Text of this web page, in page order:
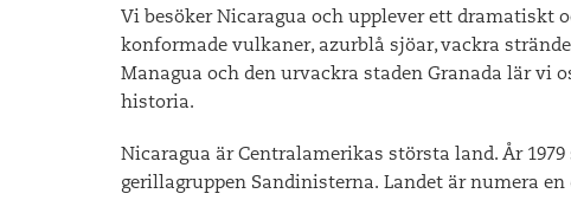
Vi besöker Nicaragua och upplever ett dramatiskt
konformade vulkaner, azurblå sjöar, vackra
Managua och den urvackra staden Granada lär vi
historia.
Nicaragua är Centralamerikas största land. År
gerillagruppen Sandinisterna. Landet är numera